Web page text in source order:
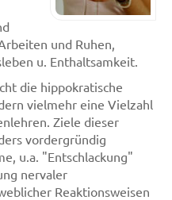
und Ruhen,
u. Enthaltsamkeit.
die hippokratische
vielmehr eine Vielzahl
Ziele dieser
vordergründig
u.a. "Entschlackung"
nervaler
Reaktionsweisen